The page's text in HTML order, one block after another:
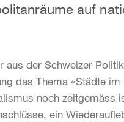
auf
aus der Schweizer
das Thema «Städte
noch zeitgemäss
ein